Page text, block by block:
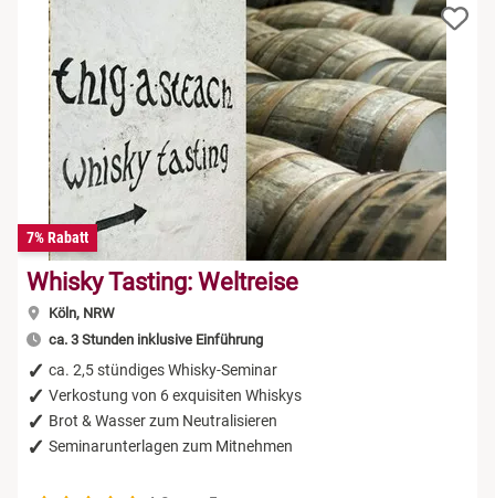
7% Rabatt
Whisky Tasting: Weltreise
Köln, NRW
ca. 3 Stunden inklusive Einführung
ca. 2,5 stündiges Whisky-Seminar
Verkostung von 6 exquisiten Whiskys
Brot & Wasser zum Neutralisieren
Seminarunterlagen zum Mitnehmen